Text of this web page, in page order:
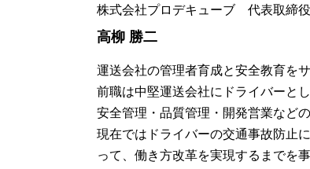
株式会社プロデキューブ 代表取締役
高柳 勝二
運送会社の管理者育成と安全教育を
前職は中堅運送会社にドライバーと
安全管理・品質管理・開発営業など
現在ではドライバーの交通事故防止
って、働き方改革を実現するまでを